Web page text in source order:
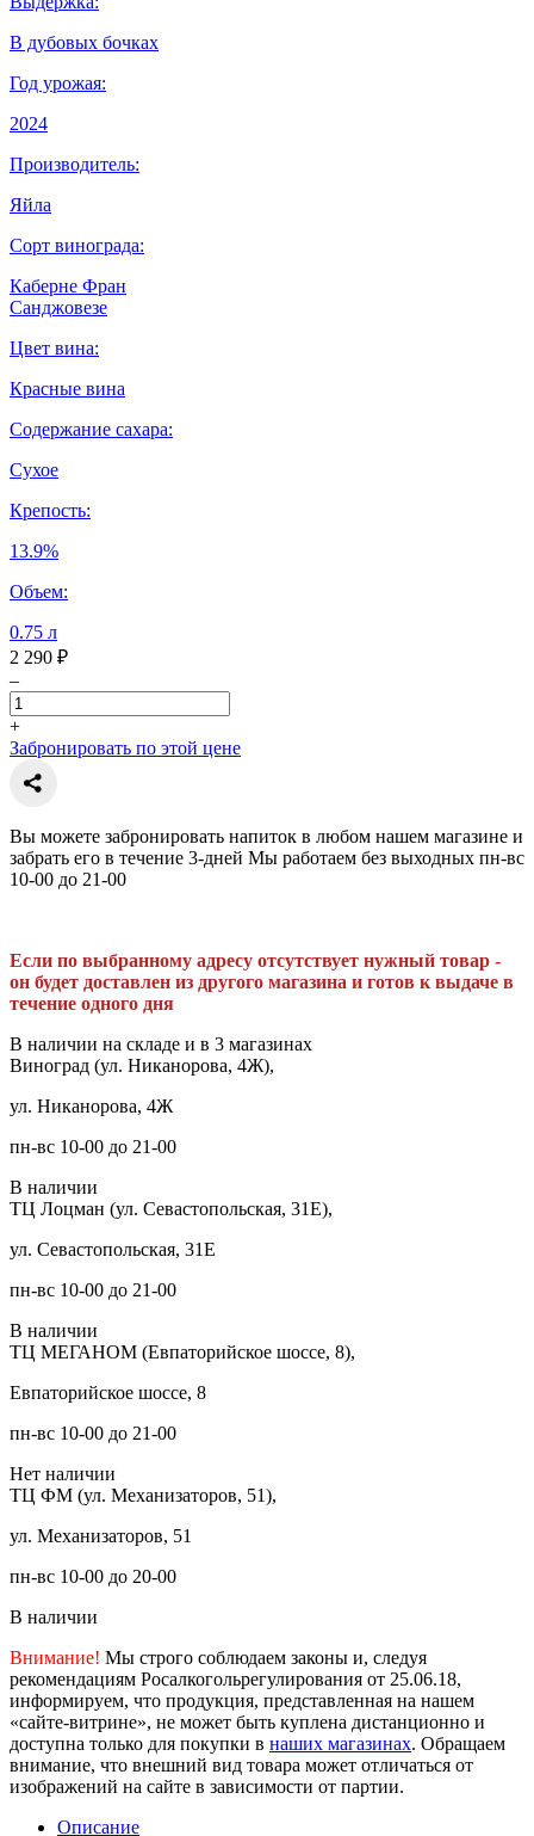
В дубовых бочках
Год урожая:
2024
Производитель:
Яйла
Сорт винограда:
Каберне Фран
Санджовезе
Цвет вина:
Красные вина
Содержание сахара:
Сухое
Крепость:
13.9%
Объем:
0.75 л
2 290 ₽
–
+
Забронировать по этой цене
Вы можете забронировать напиток в любом нашем магазине и
забрать его в течение 3-дней Мы работаем без выходных пн-вс
10-00 до 21-00
Если по выбранному адресу отсутствует нужный товар -
он будет доставлен из другого магазина и готов к выдаче в
течение одного дня
В наличии на складе и в 3 магазинах
Виноград (ул. Никанорова, 4Ж),
ул. Никанорова, 4Ж
пн-вс 10-00 до 21-00
В наличии
ТЦ Лоцман (ул. Севастопольская, 31Е),
ул. Севастопольская, 31Е
пн-вс 10-00 до 21-00
В наличии
ТЦ МЕГАНОМ (Евпаторийское шоссе, 8),
Евпаторийское шоссе, 8
пн-вс 10-00 до 21-00
Нет наличии
ТЦ ФМ (ул. Механизаторов, 51),
ул. Механизаторов, 51
пн-вс 10-00 до 20-00
В наличии
Внимание! Мы строго соблюдаем законы и, следуя
рекомендациям Росалкогольрегулирования от 25.06.18,
информируем, что продукция, представленная на нашем
«сайте-витрине», не может быть куплена дистанционно и
доступна только для покупки в наших магазинах. Обращаем
внимание, что внешний вид товара может отличаться от
изображений на сайте в зависимости от партии.
Описание